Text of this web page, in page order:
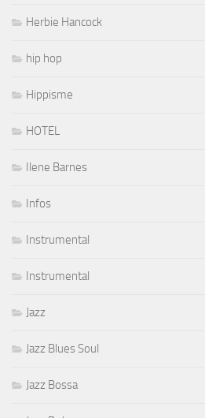
Herbie Hancock
hip hop
Hippisme
HOTEL
Ilene Barnes
Infos
Instrumental
Instrumental
Jazz
Jazz Blues Soul
Jazz Bossa